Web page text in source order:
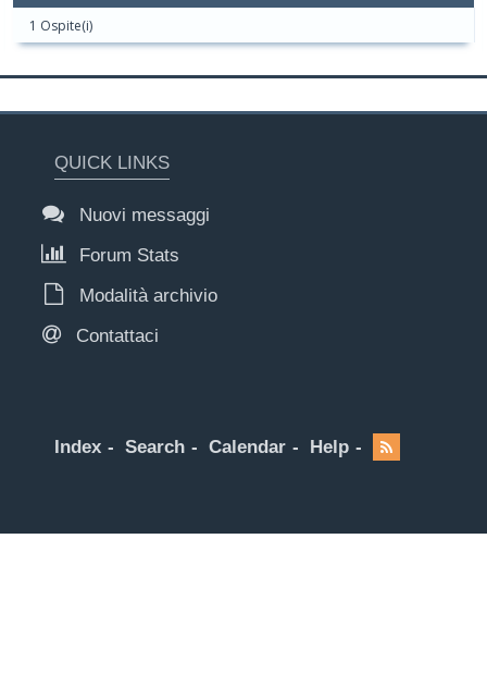
1 Ospite(i)
QUICK LINKS
Nuovi messaggi
Forum Stats
Modalità archivio
Contattaci
Index Search Calendar Help